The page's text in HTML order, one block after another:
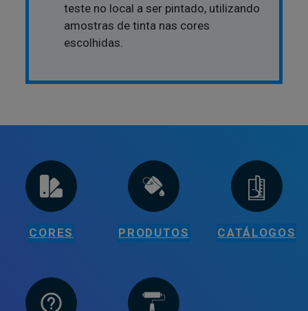
teste no local a ser pintado, utilizando
amostras de tinta nas cores
escolhidas.
CORES PRODUTOS CATÁLOGOS